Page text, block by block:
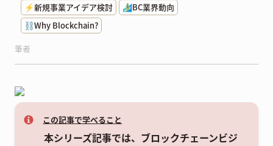
⚡新規事業アイデア検討
🏄‍♂️BC業界動向
⛓️Why Blockchain?
筆者
この記事で学べること
本シリーズ記事では、ブロックチェーンビジ